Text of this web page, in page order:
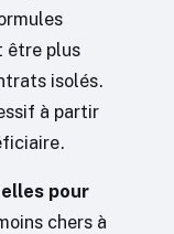
être plus
isolés.
à partir
pour
chers à